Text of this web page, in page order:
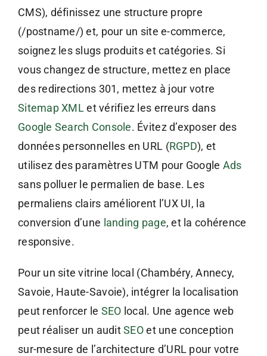
CMS), définissez une structure propre
(/postname/) et, pour un site e-commerce,
soignez les slugs produits et catégories. Si
vous changez de structure, mettez en place
des redirections 301, mettez à jour votre
Sitemap XML et vérifiez les erreurs dans
Google Search Console. Évitez d’exposer des
données personnelles en URL (RGPD), et
utilisez des paramètres UTM pour Google Ads
sans polluer le permalien de base. Les
permaliens clairs améliorent l’UX UI, la
conversion d’une landing page, et la cohérence
responsive.
Pour un site vitrine local (Chambéry, Annecy,
Savoie, Haute-Savoie), intégrer la localisation
peut renforcer le SEO local. Une agence web
peut réaliser un auditSEOet une conception
sur-mesure de l’architecture d’URL pour votre